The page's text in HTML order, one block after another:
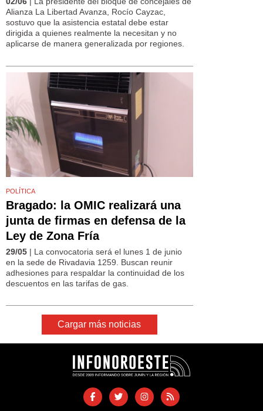
Alianza La Libertad Avanza, Rocío Cayzac,
sostuvo que la asistencia estatal debe estar
dirigida a quienes realmente la necesitan y no
aplicarse de manera generalizada por regiones.
POLÍTICA
Bragado: la OMIC realizará una
junta de firmas en defensa de la
Ley de Zona Fría
29/05 | La convocatoria será el lunes 1 de junio
en la sede de Rivadavia 1259. Buscan reunir
adhesiones para respaldar la continuidad de los
descuentos en las tarifas de gas.
Cargar más noticias